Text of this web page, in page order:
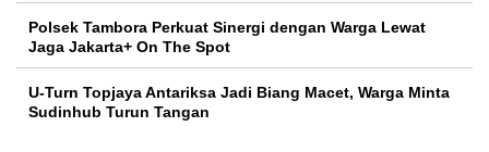
Polsek Tambora Perkuat Sinergi dengan Warga Lewat
Jaga Jakarta+ On The Spot
U-Turn Topjaya Antariksa Jadi Biang Macet, Warga Minta
Sudinhub Turun Tangan